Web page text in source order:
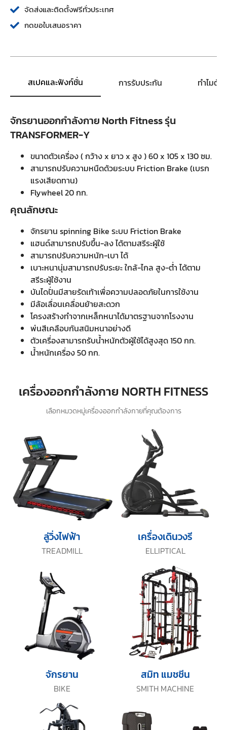
จัดส่งและติดตั้งฟรีทั่วประเทศ
กดขอใบเสนอราคา
สเปคและฟังก์ชั่น การรับประกัน ทำไมต้
จักรยานออกกำลังกาย North Fitness รุ่น
TRANSFORMER-Y
ขนาดตัวเครื่อง ( กว้าง x ยาว x สูง ) 60 x 105 x 130 ซม.
สามารถปรับความหนืดด้วยระบบ Friction Brake (เบรก
แรงเสียดทาน)
Flywheel 20 กก.
คุณลักษณะ
จักรยาน spinning Bike ระบบ Friction Brake
แฮนด์สามารถปรับขึ้น-ลง ได้ตามสรีระผู้ใช้
สามารถปรับความหนัก-เบา ได้
เบาะหนานุ่มสามารถปรับระยะ ใกล้-ไกล สูง-ต่ำ ได้ตาม
สรีระผู้ใช้งาน
บันไดปั่นมีสายรัดเท้าเพื่อความปลอดภัยในการใช้งาน
มีล้อเลื่อนเคลื่อนย้ายสะดวก
โครงสร้างทำจากเหล็กหนาได้มาตรฐานจากโรงงาน
พ่นสีเคลือบกันสนิมหนาอย่างดี
ตัวเครื่องสามารถรับน้ำหนักตัวผู้ใช้ได้สูงสุด 150 กก.
น้ำหนักเครื่อง 50 กก.
เลือกหมวดหมู่เครื่องออกกำลังกายที่คุณต้องการ
เครื่องออกกำลังกาย NORTH FITNESS
TREADMILL
ลู่วิ่งไฟฟ้า
ELLIPTICAL
เครื่องเดินวงรี
BIKE
จักรยาน
SMITH MACHINE
สมิท แมชชีน